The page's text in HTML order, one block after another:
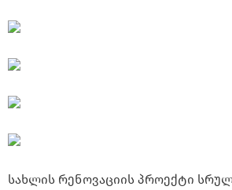
სახლის რენოვაციის პროექტი